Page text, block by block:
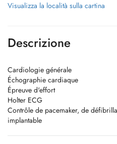
Visualizza la località sulla cartina
Descrizione
Cardiologie générale
Échographie cardiaque
Épreuve d'effort
Holter ECG
Contrôle de pacemaker, de
implantable